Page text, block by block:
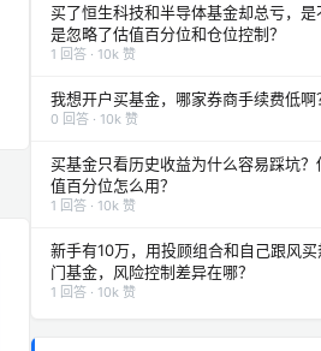
买了恒生科技和半导体基金却总亏，是
是忽略了估值百分位和仓位控制？
1 回答 · 10k 赞
我想开户买基金，哪家券商手续费低啊
0 回答 · 10k 赞
买基金只看历史收益为什么容易踩坑？
值百分位怎么用？
1 回答 · 10k 赞
新手有10万，用投顾组合和自己跟风买
门基金，风险控制差异在哪？
1 回答 · 10k 赞